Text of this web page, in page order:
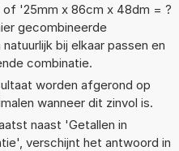
'25mm x 86cm x 48dm = ?
gecombineerde
bij elkaar passen en
combinatie.
worden afgerond op
wanneer dit zinvol is.
naast 'Getallen in
verschijnt het antwoord in